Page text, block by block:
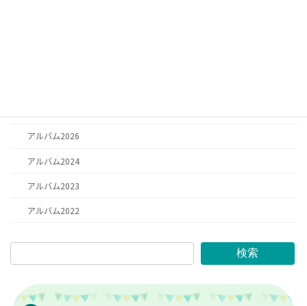
アルバム2026
アルバム2024
アルバム2023
アルバム2022
検索